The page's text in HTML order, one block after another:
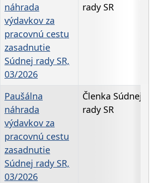
náhrada
výdavkov za
pracovnú cestu
zasadnutie
Súdnej rady SR,
03/2026
rady SR
Paušálna
náhrada
výdavkov za
pracovnú cestu
zasadnutie
Súdnej rady SR,
03/2026
Členka Súdnej
rady SR